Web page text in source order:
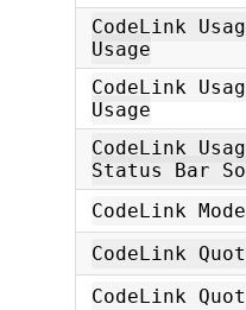
CodeLink
Usage
CodeLink
Usage
CodeLink
Status Bar
CodeLink
CodeLink
CodeLink